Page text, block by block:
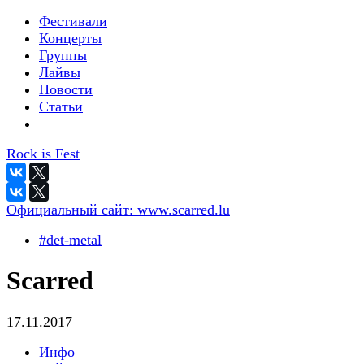
Фестивали
Концерты
Группы
Лайвы
Новости
Статьи
Rock is Fest
Официальный сайт: www.scarred.lu
#det-metal
Scarred
17.11.2017
Инфо